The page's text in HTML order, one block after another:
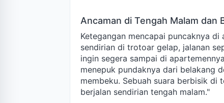
Ancaman di Tengah Malam dan
Ketegangan mencapai puncaknya
sendirian di trotoar gelap, jalanan
ingin segera sampai di
menepuk pundaknya dari belakang
membeku. Sebuah suara berbisik di
berjalan sendirian tengah malam."